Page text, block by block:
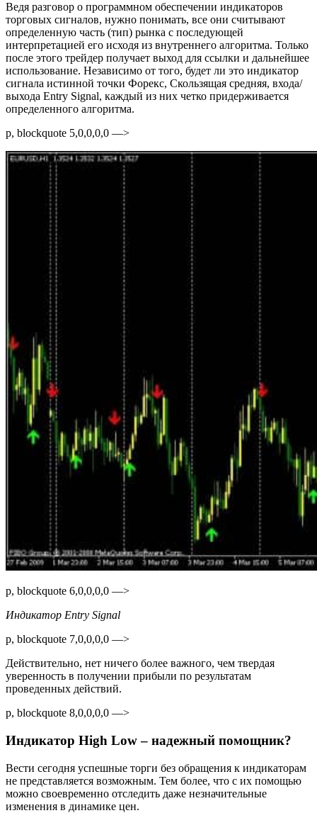
Ведя разговор о программном обеспечении индикаторов
торговых сигналов, нужно понимать, все они считывают
определенную часть (тип) рынка с последующей
интерпретацией его исходя из внутреннего алгоритма. Только
после этого трейдер получает выход для ссылки и дальнейшее
использование. Независимо от того, будет ли это индикатор
сигнала истинной точки Форекс, Скользящая средняя, входа/
выхода Entry Signal, каждый из них четко придерживается
определенного алгоритма.
p, blockquote 5,0,0,0,0 —>
p, blockquote 6,0,0,0,0 —>
Индикатор Entry Signal
p, blockquote 7,0,0,0,0 —>
Действительно, нет ничего более важного, чем твердая
уверенность в получении прибыли по результатам
проведенных действий.
p, blockquote 8,0,0,0,0 —>
Индикатор High Low – надежный помощник?
Вести сегодня успешные торги без обращения к индикаторам
не представляется возможным. Тем более, что с их помощью
можно своевременно отследить даже незначительные
изменения в динамике цен.